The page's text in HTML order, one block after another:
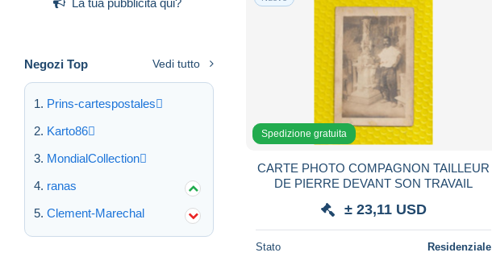
Negozi Top Vedi tutto
Prins-cartespostales
Karto86
MondialCollection
ranas
Clement-Marechal
Spedizione gratuita
CARTE PHOTO COMPAGNON TAILLEUR
DE PIERRE DEVANT SON TRAVAIL
± 23,11 USD
Stato Residenziale